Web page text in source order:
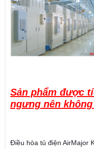
Sản phẩm được
ngưng nên
Điều hòa tủ điện AirMajor